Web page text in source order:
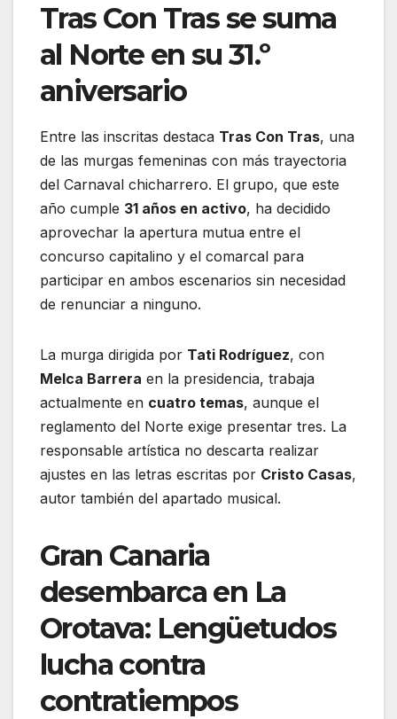
Tras Con Tras se suma
al Norte en su 31.º
aniversario
Entre las inscritas destaca Tras Con Tras, una
de las murgas femeninas con más trayectoria
del Carnaval chicharrero. El grupo, que este
año cumple 31 años en activo, ha decidido
aprovechar la apertura mutua entre el
concurso capitalino y el comarcal para
participar en ambos escenarios sin necesidad
de renunciar a ninguno.
La murga dirigida por Tati Rodríguez, con
Melca Barrera en la presidencia, trabaja
actualmente en cuatro temas, aunque el
reglamento del Norte exige presentar tres. La
responsable artística no descarta realizar
ajustes en las letras escritas por Cristo Casas,
autor también del apartado musical.
Gran Canaria
desembarca en La
Orotava: Lengüetudos
lucha contra
contratiempos